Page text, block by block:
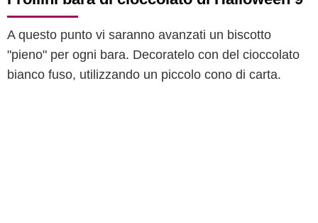
A questo punto vi saranno avanzati un biscotto
"pieno" per ogni bara. Decoratelo con del cioccolato
bianco fuso, utilizzando un piccolo cono di carta.